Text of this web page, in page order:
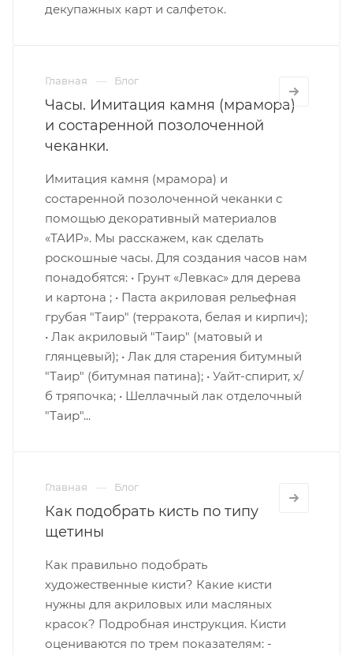
декупажных карт и салфеток.
Главная Блог
Часы. Имитация камня (мрамора)
и состаренной позолоченной
чеканки.
Имитация камня (мрамора) и
состаренной позолоченной чеканки с
помощью декоративный материалов
«ТАИР». Мы расскажем, как сделать
роскошные часы. Для создания часов нам
понадобятся: • Грунт «Левкас» для дерева
и картона ; • Паста акриловая рельефная
грубая "Таир" (терракота, белая и кирпич);
• Лак акриловый "Таир" (матовый и
глянцевый); • Лак для старения битумный
"Таир" (битумная патина); • Уайт-спирит, х/
б тряпочка; • Шеллачный лак отделочный
"Таир"...
Главная Блог
Как подобрать кисть по типу
щетины
Как правильно подобрать
художественные кисти? Какие кисти
нужны для акриловых или масляных
красок? Подробная инструкция. Кисти
оцениваются по трем показателям: -